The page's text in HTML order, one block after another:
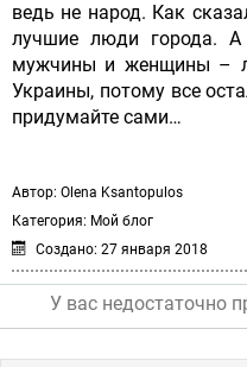
ведь не народ. Как
лучшие люди города.
мужчины и женщины –
Украины, потому все
придумайте сами…
Автор: Olena Ksantopulos
Категория: Мой блог
Создано: 27 января 2018
У вас недостаточно